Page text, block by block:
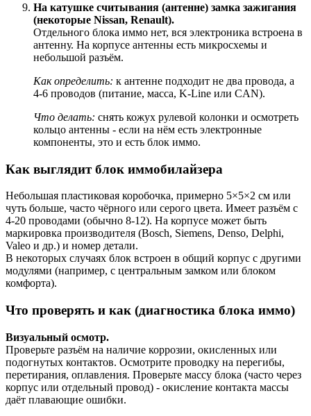
На катушке считывания (антенне) замка зажигания
(некоторые Nissan, Renault).
Отдельного блока иммо нет, вся электроника встроена в
антенну. На корпусе антенны есть микросхемы и
небольшой разъём.
Как определить: к антенне подходит не два провода, а
4-6 проводов (питание, масса, K-Line или CAN).
Что делать: снять кожух рулевой колонки и осмотреть
кольцо антенны - если на нём есть электронные
компоненты, это и есть блок иммо.
Как выглядит блок иммобилайзера
Небольшая пластиковая коробочка, примерно 5×5×2 см или
чуть больше, часто чёрного или серого цвета. Имеет разъём с
4-20 проводами (обычно 8-12). На корпусе может быть
маркировка производителя (Bosch, Siemens, Denso, Delphi,
Valeo и др.) и номер детали.
В некоторых случаях блок встроен в общий корпус с другими
модулями (например, с центральным замком или блоком
комфорта).
Что проверять и как (диагностика блока иммо)
Визуальный осмотр.
Проверьте разъём на наличие коррозии, окисленных или
подогнутых контактов. Осмотрите проводку на перегибы,
перетирания, оплавления. Проверьте массу блока (часто через
корпус или отдельный провод) - окисление контакта массы
даёт плавающие ошибки.